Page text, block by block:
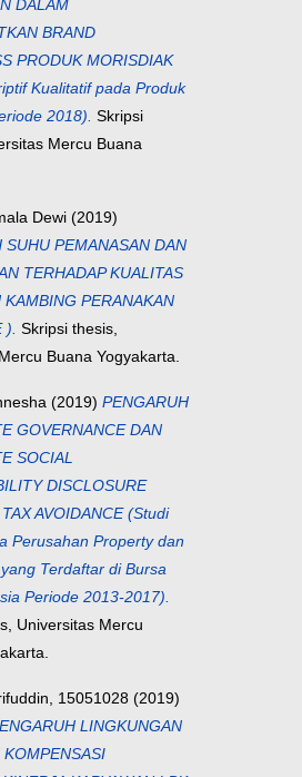
DALAM
BRAND
PRODUK MORISDIAK
Kualitatif pada Produk
2018). Skripsi
Mercu Buana
Dewi (2019)
SUHU PEMANASAN DAN
TERHADAP KUALITAS
KAMBING PERANAKAN
). Skripsi thesis,
Buana Yogyakarta.
(2019) PENGARUH
GOVERNANCE DAN
SOCIAL
DISCLOSURE
AVOIDANCE (Studi
Perusahan Property dan
Terdaftar di Bursa
Periode 2013-2017).
Universitas Mercu
15051028 (2019)
LINGKUNGAN
KOMPENSASI